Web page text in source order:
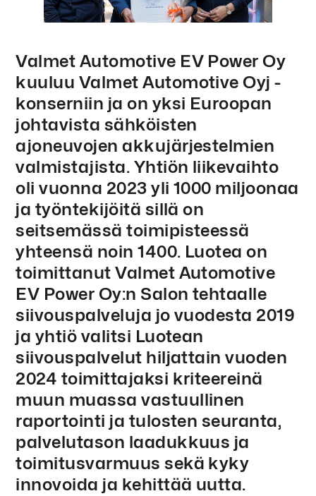
Valmet Automotive EV Power Oy
kuuluu Valmet Automotive Oyj -
konserniin ja on yksi Euroopan
johtavista sähköisten
ajoneuvojen akkujärjestelmien
valmistajista. Yhtiön liikevaihto
oli vuonna 2023 yli 1000 miljoonaa
ja työntekijöitä sillä on
seitsemässä toimipisteessä
yhteensä noin 1400. Luotea on
toimittanut Valmet Automotive
EV Power Oy:n Salon tehtaalle
siivouspalveluja jo vuodesta 2019
ja yhtiö valitsi Luotean
siivouspalvelut hiljattain vuoden
2024 toimittajaksi kriteereinä
muun muassa vastuullinen
raportointi ja tulosten seuranta,
palvelutason laadukkuus ja
toimitusvarmuus sekä kyky
innovoida ja kehittää uutta.